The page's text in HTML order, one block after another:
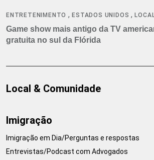
ENTRETENIMENTO ,ESTADOS UNIDOS ,
Game show mais antigo da TV
gratuita no sul da Flórida
Local & Comunidade
Imigração
Imigração em Dia/Perguntas e respostas
Entrevistas/Podcast com Advogados